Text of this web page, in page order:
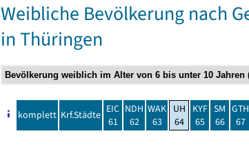
Weibliche Bevölkerung nach
in Thüringen
komplett Krf.Städte EIC
61
NDH
62
WAK
63
UH
64
KYF
65
SM
66
GTH
67